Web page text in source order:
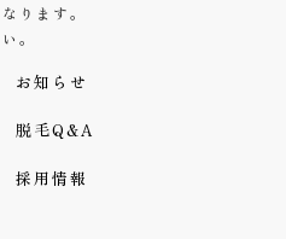
ります。
。
お知らせ
脱毛Q&A
採用情報